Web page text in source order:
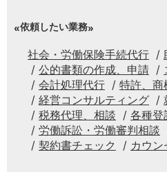
依頼したい業務
社会・労働保険手続代行
公的書類の作成、申請
会計処理代行
特許、商
経営コンサルティング
税務代理、相談
各種登
労働訴訟・労働審判相談
契約書チェック
カウ